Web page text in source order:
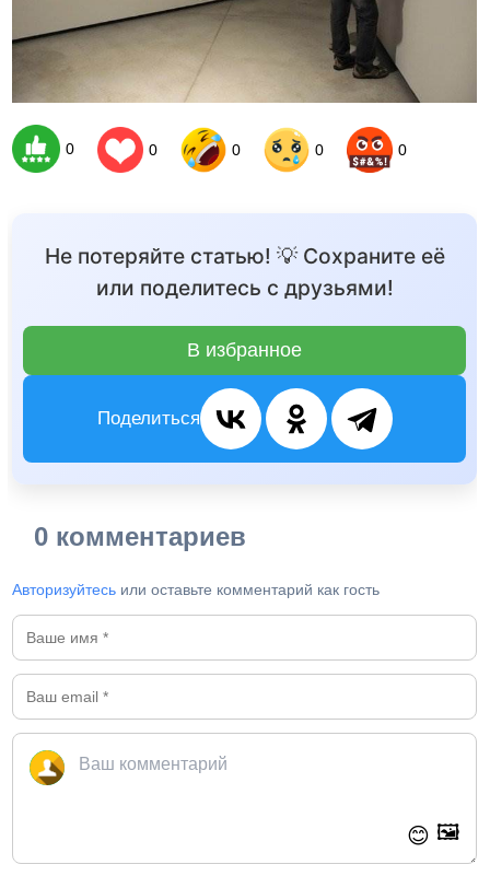
0 0 0 0 0
Не потеряйте статью! 💡 Сохраните её
или поделитесь с друзьями!
В избранное
Поделиться
0 комментариев
Авторизуйтесь или оставьте комментарий как гость
😊 🖼️